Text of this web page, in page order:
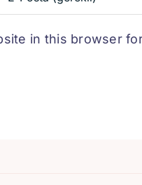
in this browser